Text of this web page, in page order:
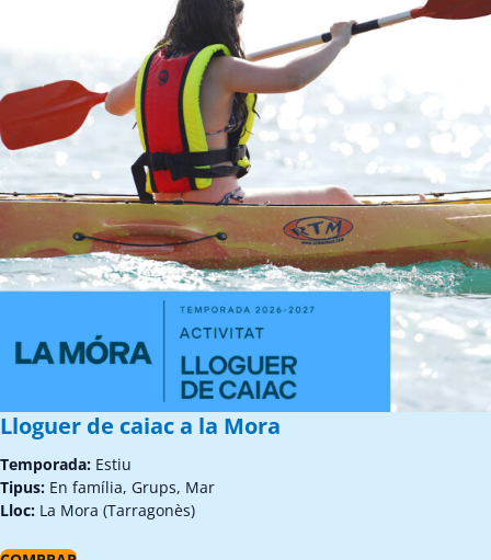
Lloguer de caiac a la Mora
Temporada: Estiu
Tipus: En família, Grups, Mar
Lloc: La Mora (Tarragonès)